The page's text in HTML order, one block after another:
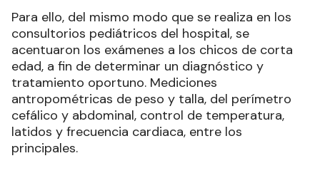
Para ello, del mismo modo que se realiza en los
consultorios pediátricos del hospital, se
acentuaron los exámenes a los chicos de corta
edad, a fin de determinar un diagnóstico y
tratamiento oportuno. Mediciones
antropométricas de peso y talla, del perímetro
cefálico y abdominal, control de temperatura,
latidos y frecuencia cardiaca, entre los
principales.